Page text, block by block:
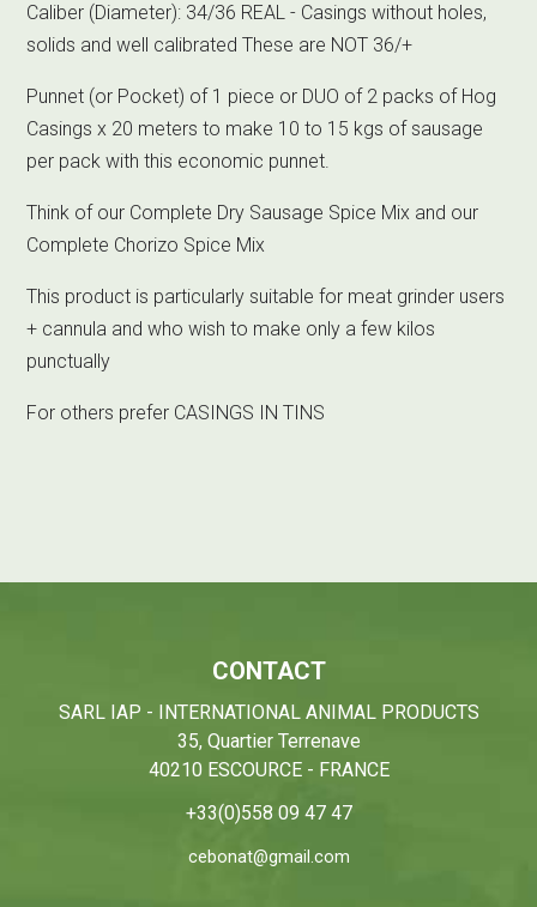
Caliber (Diameter): 34/36 REAL - Casings without holes,
solids and well calibrated These are NOT 36/+
Punnet (or Pocket) of 1 piece or DUO of 2 packs of Hog
Casings x 20 meters to make 10 to 15 kgs of sausage
per pack with this economic punnet.
Think of our Complete Dry Sausage Spice Mix and our
Complete Chorizo Spice Mix
This product is particularly suitable for meat grinder users
+ cannula and who wish to make only a few kilos
punctually
For others prefer CASINGS IN TINS
CONTACT
SARL IAP - INTERNATIONAL ANIMAL PRODUCTS
35, Quartier Terrenave
40210 ESCOURCE - FRANCE
+33(0)558 09 47 47
cebonat@gmail.com